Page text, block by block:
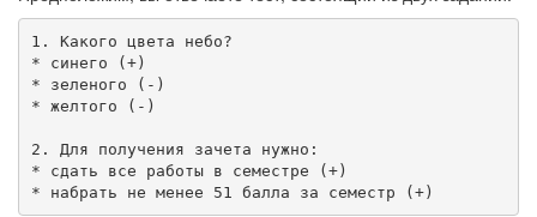
1. Какого цвета небо?
*
синего (+)
*
зеленого ( - )
* желтого ( - )
2. Для получения зачета нужно :
*
сдать все работы в семестре (+)
*
набрать не менее 51 балла за семестр (+)